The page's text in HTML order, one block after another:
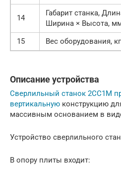
14
Габарит станка,
Ширина × Высота,
15 Вес оборудования, кг
Описание устройства
Сверлильный станок 2СС1М
вертикальную конструкцию
массивным основанием в
Устройство сверлильного
В опору плиты входит: